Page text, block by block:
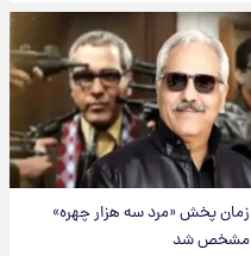
زمان پخش «مرد سه هزار چهره»
مشخص شد